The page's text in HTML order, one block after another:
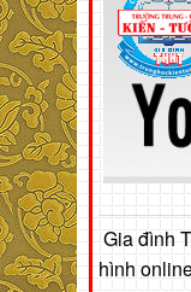
Gia đình
hình